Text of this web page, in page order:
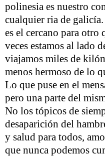
polinesia es nuestro
cualquier ria de
es el cercano para otro
veces estamos al lado
viajamos miles de
menos hermoso de lo
Lo que puse en el
pero una parte del
No los tópicos de
desaparición del
y salud para todos,
que nunca podemos